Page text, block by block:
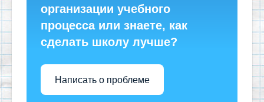
организации учебного
процесса или знаете, как
сделать школу лучше?
Написать о проблеме